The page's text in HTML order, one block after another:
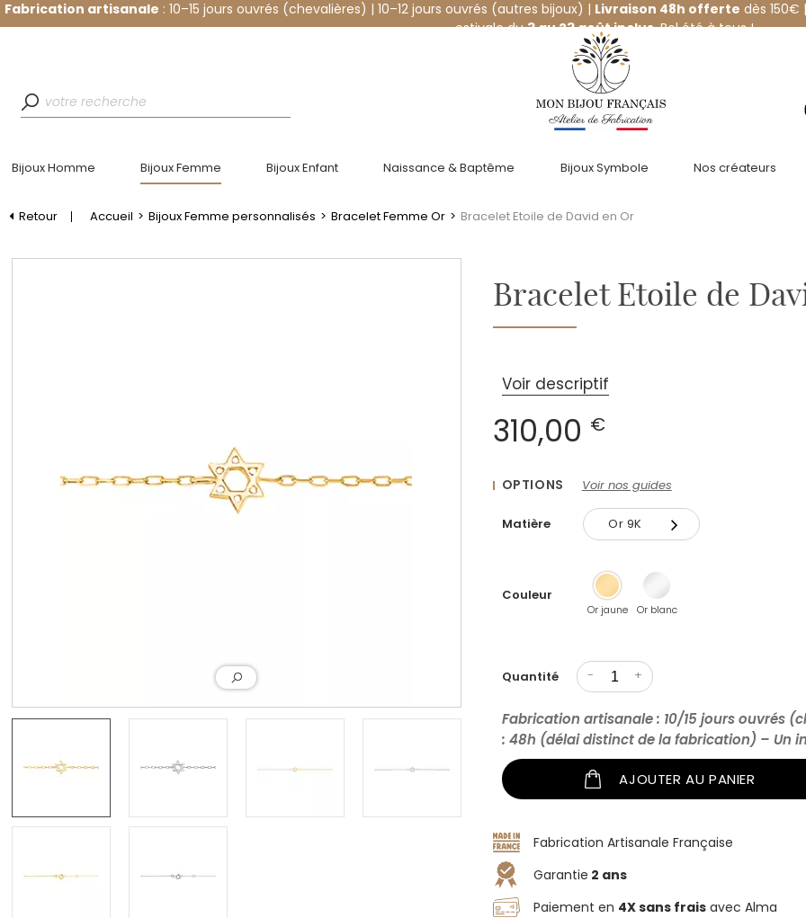
Fabrication artisanale : 10–15 jours ouvrés (chevalières) | 10–12 jours ouvrés (autres bijoux) | Livraison 48h offerte dès 150€
estivale du3 au 23 août inclus. Bel été à tous !
Bijoux Homme Bijoux Femme Bijoux Enfant Naissance & Baptême Bijoux Symbole Nos créateurs
Retour Accueil > Bijoux Femme personnalisés > Bracelet Femme Or > Bracelet Etoile de David en Or
Bracelet Etoile de
Voir descriptif
310,00 €
OPTIONS Voir nos guides
Matière Or 9K
Or 18K
Couleur
Or jaune Or blanc
Quantité - +
Fabrication artisanale : 10/15 jours ouvrés
: 48h (délai distinct de la fabrication) – Un
AJOUTER AU PANIER
Fabrication Artisanale Française
Garantie 2 ans
Paiement en 4X sans fraisavec Alma